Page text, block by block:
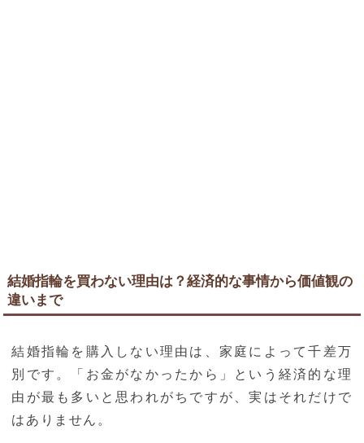
結婚指輪を買わない理由は？経済的な事情から価値観の
違いまで
結婚指輪を購入しない理由は、家庭によって千差万
別です。「お金がなかったから」という経済的な理
由が最も多いと思われがちですが、実はそれだけで
はありません。